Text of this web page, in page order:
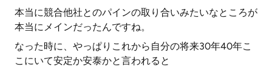
本当に競合他社とのパインの取り合いみたいなところが
本当にメインだったんですね。
なった時に、やっぱりこれから自分の将来30年40年こ
こにいて安定か安泰かと言われると